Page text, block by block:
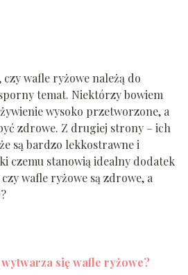
wafle ryżowe należą do
temat. Niektórzy bowiem
wysoko przetworzone, a
zdrowe. Z drugiej strony – ich
są bardzo lekkostrawne i
czemu stanowią idealny dodatek
wafle ryżowe są zdrowe, a
się wafle ryżowe?